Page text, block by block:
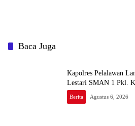
Baca Juga
Kapolres Pelalawan
Lestari SMAN 1 Pkl.
Berita Agustus 6, 2026